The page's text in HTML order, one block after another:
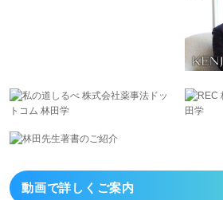
動画で詳しくご案内